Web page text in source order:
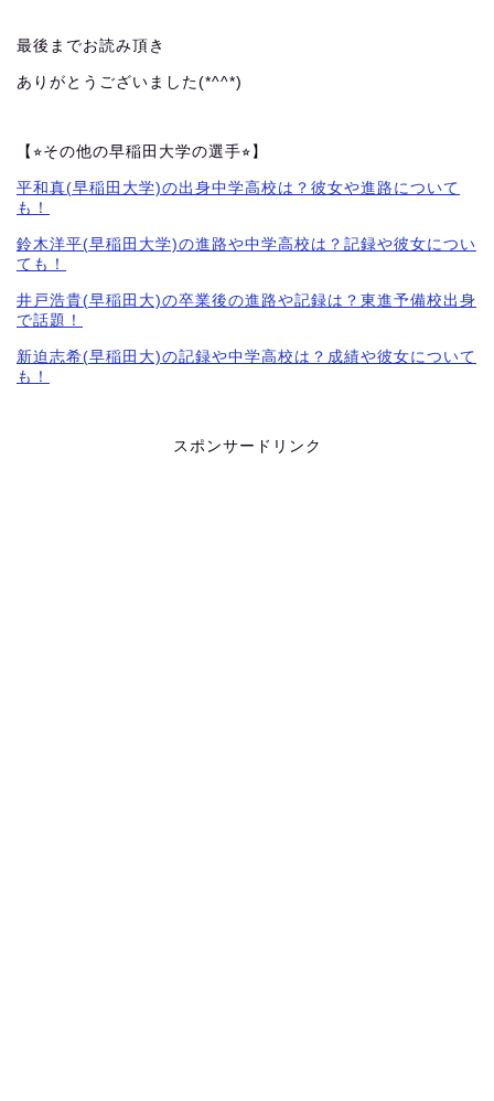
最後までお読み頂き
ありがとうございました(*^^*)
【⭐︎その他の早稲田大学の選手⭐︎】
平和真(早稲田大学)の出身中学高校は？彼女や進路について
も！
鈴木洋平(早稲田大学)の進路や中学高校は？記録や彼女につい
ても！
井戸浩貴(早稲田大)の卒業後の進路や記録は？東進予備校出身
で話題！
新迫志希(早稲田大)の記録や中学高校は？成績や彼女について
も！
スポンサードリンク